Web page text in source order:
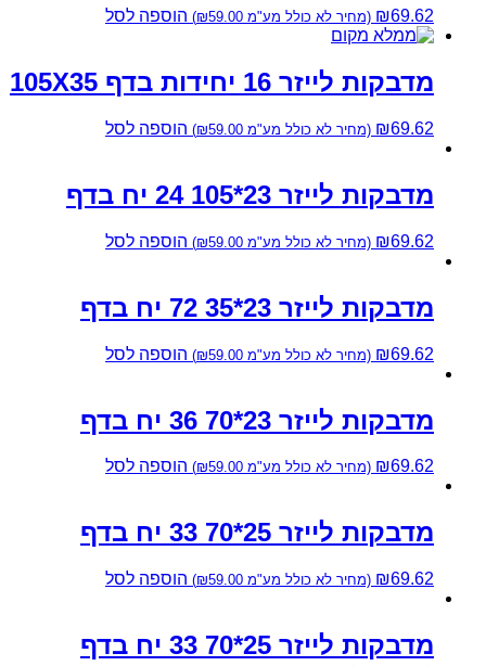
₪69.62 (מחיר לא כולל מע"מ ₪59.00
) הוספה לסל
מדבקות לייזר 16 יחידות בדף 105X35
₪69.62 (מחיר לא כולל מע"מ ₪59.00
) הוספה לסל
מדבקות לייזר 23*105 24 יח בדף
₪69.62 (מחיר לא כולל מע"מ ₪59.00
) הוספה לסל
מדבקות לייזר 23*35 72 יח בדף
₪69.62 (מחיר לא כולל מע"מ ₪59.00
) הוספה לסל
מדבקות לייזר 23*70 36 יח בדף
₪69.62 (מחיר לא כולל מע"מ ₪59.00
) הוספה לסל
מדבקות לייזר 25*70 33 יח בדף
₪69.62 (מחיר לא כולל מע"מ ₪59.00
) הוספה לסל
מדבקות לייזר 25*70 33 יח בדף